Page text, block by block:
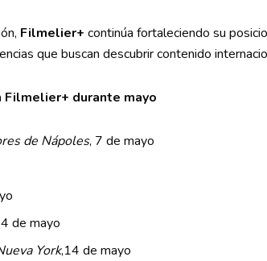
Filmelier+ continúa fortaleciendo su
que buscan descubrir contenido
durante mayo
de Nápoles, 7 de mayo
de mayo
York,14 de mayo